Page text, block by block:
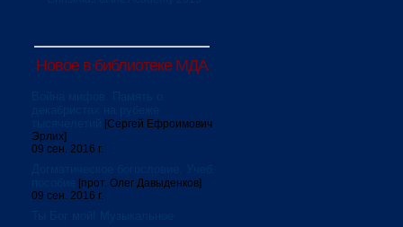
Новое в библиотеке МДА
[Сергей Ефроимович
Эрлих]
09 сен. 2016 г.
[прот. Олег Давыденков]
09 сен. 2016 г.